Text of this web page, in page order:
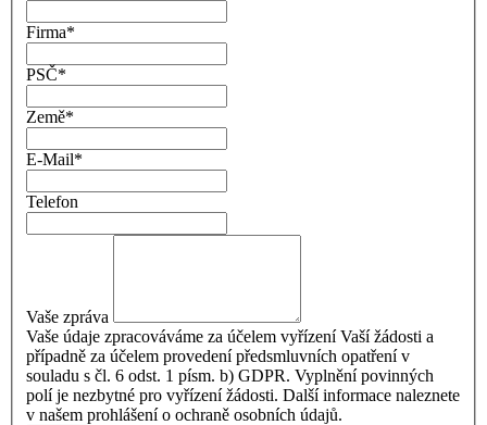
Firma*
PSČ*
Země*
E-Mail*
Telefon
Vaše zpráva
Vaše údaje zpracováváme za účelem vyřízení Vaší žádosti a
případně za účelem provedení předsmluvních opatření v
souladu s čl. 6 odst. 1 písm. b) GDPR. Vyplnění povinných
polí je nezbytné pro vyřízení žádosti. Další informace naleznete
v našem prohlášení o ochraně osobních údajů.